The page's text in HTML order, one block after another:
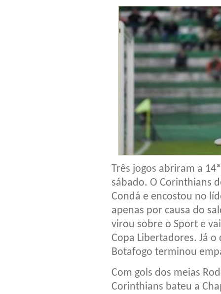
Três jogos abriram a
sábado. O Corinthians
Condá e encostou no
apenas por causa do
virou sobre o Sport e
Copa Libertadores. Já
Botafogo terminou
Com gols dos meias
Corinthians bateu a